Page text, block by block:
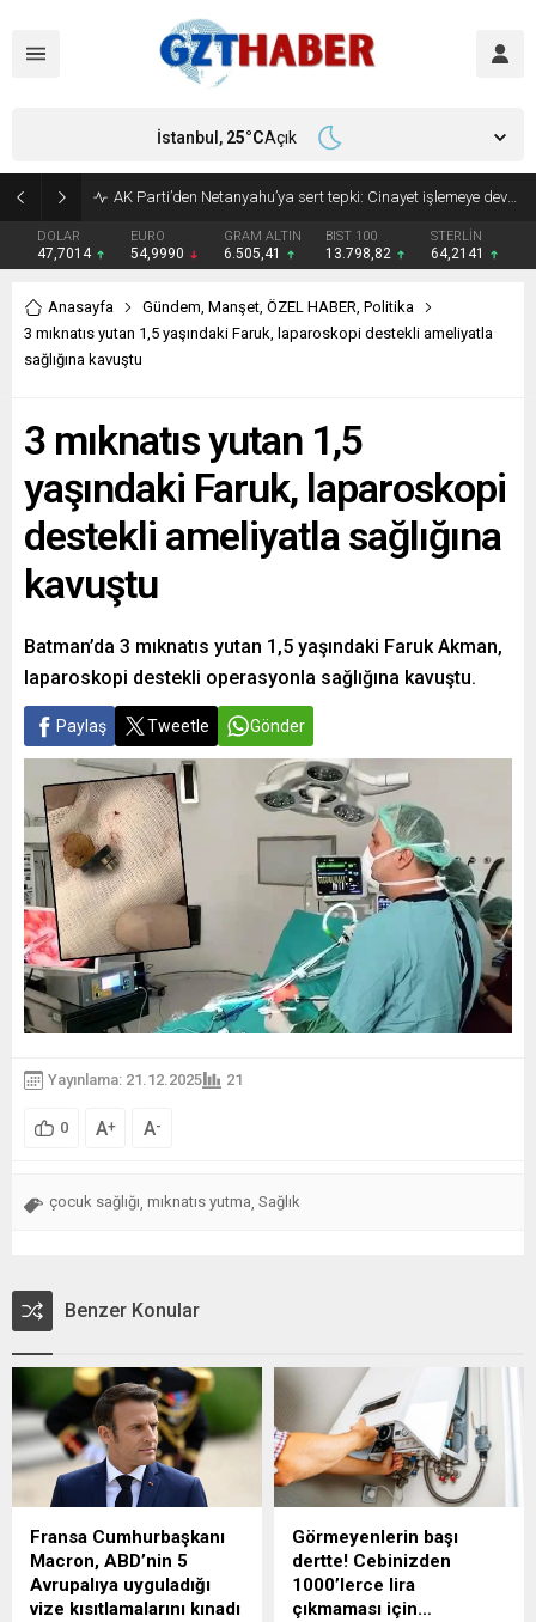
Son Dakika: Etimesgut Belediye Başkanı Erdal Beşikçioğlu görevden uzaklaştırıldı
DOLAR
47,7014
EURO
54,9990
GRAM ALTIN
6.505,41
BIST 100
13.798,82
STERLİN
64,2141
İstanbul, 25°CAçık
Anasayfa Gündem, Manşet, ÖZEL HABER, Politika
3 mıknatıs yutan 1,5 yaşındaki Faruk, laparoskopi destekli ameliyatla
sağlığına kavuştu
3 mıknatıs yutan 1,5
yaşındaki Faruk, laparoskopi
destekli ameliyatla sağlığına
kavuştu
Batman’da 3 mıknatıs yutan 1,5 yaşındaki Faruk Akman,
laparoskopi destekli operasyonla sağlığına kavuştu.
Paylaş Tweetle Gönder
Yayınlama: 21.12.2025 21
0 A+ A-
çocuk sağlığı mıknatıs yutma Sağlık
Benzer Konular
Fransa Cumhurbaşkanı
Macron, ABD’nin 5
Avrupalıya uyguladığı
vize kısıtlamalarını kınadı
Görmeyenlerin başı
dertte! Cebinizden
1000’lerce lira
çıkmaması için…